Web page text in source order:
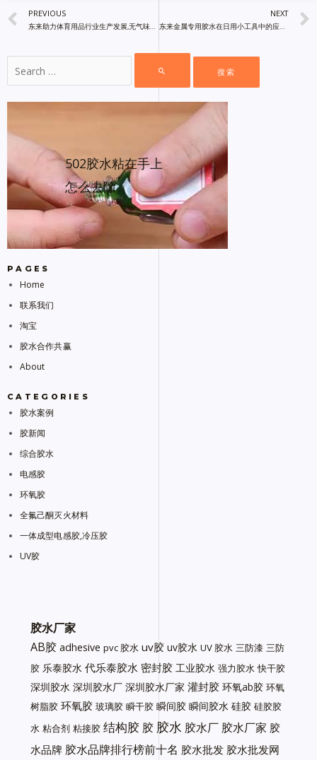
PREVIOUS
东来助力体育用品行业生产发展,无气味结构胶环保抗冲击,中国胶水批发网
NEXT
东来金属专用胶水在日用小工具中的应用,中国胶水批发网
502胶水粘在手上
怎么去除
PAGES
Home
联系我们
淘宝
胶水合作共赢
About
CATEGORIES
胶水案例
胶新闻
综合胶水
电感胶
环氧胶
全氟己酮灭火材料
一体成型电感胶,冷压胶
UV胶
胶水厂家
AB胶 adhesive pvc 胶水 uv胶 uv胶水 UV 胶水 三防漆 三防
胶 乐泰胶水 代乐泰胶水 密封胶 工业胶水 强力胶水 快干胶
深圳胶水 深圳胶水厂 深圳胶水厂家 灌封胶 环氧ab胶 环氧
树脂胶 环氧胶 玻璃胶 瞬干胶 瞬间胶 瞬间胶水 硅胶 硅胶胶
水 粘合剂 粘接胶 结构胶 胶 胶水 胶水厂 胶水厂家 胶
水品牌 胶水品牌排行榜前十名 胶水批发 胶水批发网